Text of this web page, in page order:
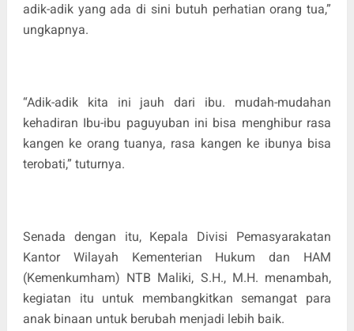
adik-adik yang ada di sini butuh perhatian orang tua,”
ungkapnya.
“Adik-adik kita ini jauh dari ibu. mudah-mudahan
kehadiran Ibu-ibu paguyuban ini bisa menghibur rasa
kangen ke orang tuanya, rasa kangen ke ibunya bisa
terobati,” tuturnya.
Senada dengan itu, Kepala Divisi Pemasyarakatan
Kantor Wilayah Kementerian Hukum dan HAM
(Kemenkumham) NTB Maliki, S.H., M.H. menambah,
kegiatan itu untuk membangkitkan semangat para
anak binaan untuk berubah menjadi lebih baik.